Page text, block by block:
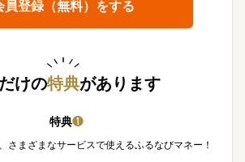
員登録（無料）をする
けの特典があります
特典❶
さまざまなサービスで使えるふるなびマネー！